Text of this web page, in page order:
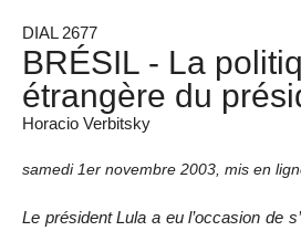
DIAL 2677
BRÉSIL - La
étrangère du
Horacio Verbitsky
samedi 1er novembre 2003 mis en
Le président Lula a eu l’occasion de